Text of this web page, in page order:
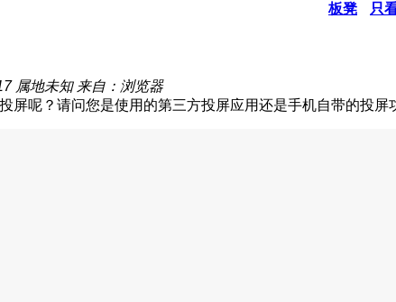
板凳 只
属地未知 来自：浏览器
屏呢？请问您是使用的第三方投屏应用还是手机自带的投屏